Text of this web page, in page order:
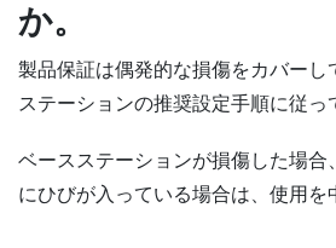
か。
製品保証は偶発的な損傷をカバーし
ステーションの推奨設定手順に従っ
ベースステーションが損傷した場合
にひびが入っている場合は、使用を